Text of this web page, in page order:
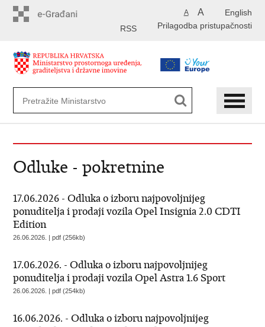
English
A A
Prilagodba pristupačnosti
RSS
Odluke - pokretnine
17.06.2026 - Odluka o izboru najpovoljnijeg
ponuditelja i prodaji vozila Opel Insignia 2.0 CDTI
Edition
26.06.2026. | pdf (256kb)
17.06.2026. - Odluka o izboru najpovoljnijeg
ponuditelja i prodaji vozila Opel Astra 1.6 Sport
26.06.2026. | pdf (254kb)
16.06.2026. - Odluka o izboru najpovoljnijeg